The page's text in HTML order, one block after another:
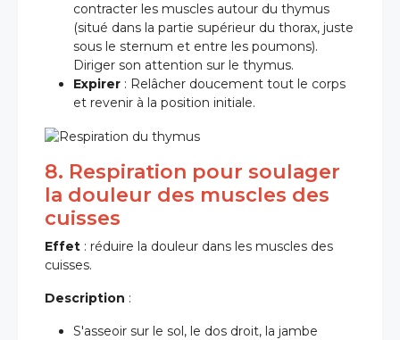
contracter les muscles autour du thymus
(situé dans la partie supérieur du thorax, juste
sous le sternum et entre les poumons).
Diriger son attention sur le thymus.
Expirer : Relâcher doucement tout le corps
et revenir à la position initiale.
8. Respiration pour soulager
la douleur des muscles des
cuisses
Effet : réduire la douleur dans les muscles des
cuisses.
Description :
S'asseoir sur le sol, le dos droit, la jambe